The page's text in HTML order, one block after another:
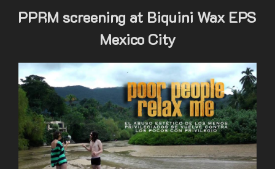
PPRM screening at Biquini Wax EPS
Mexico City